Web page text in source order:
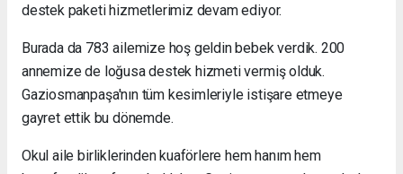
destek paketi hizmetlerimiz devam ediyor.
Burada da 783 ailemize hoş geldin bebek verdik. 200
annemize de loğusa destek hizmeti vermiş olduk.
Gaziosmanpaşa'nın tüm kesimleriyle istişare etmeye
gayret ettik bu dönemde.
Okul aile birliklerinden kuaförlere hem hanım hem